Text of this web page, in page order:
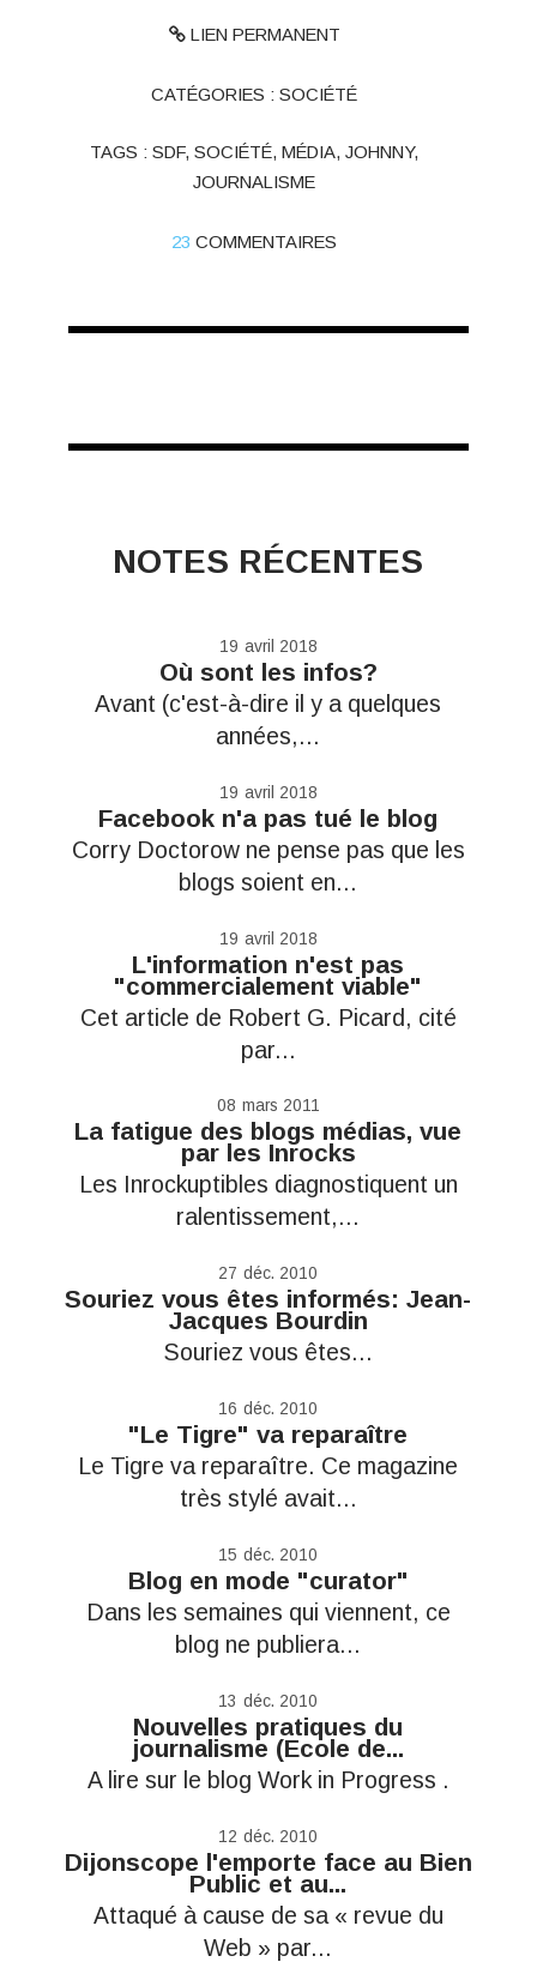
LIEN PERMANENT
CATÉGORIES :SOCIÉTÉ
TAGS :SDF,SOCIÉTÉ,MÉDIA,JOHNNY,
JOURNALISME
23 COMMENTAIRES
NOTES RÉCENTES
19 avril 2018
Où sont les infos?
Avant (c'est-à-dire il y a quelques
années,...
19 avril 2018
Facebook n'a pas tué le blog
Corry Doctorow ne pense pas que les
blogs soient en...
19 avril 2018
L'information n'est pas
"commercialement viable"
Cet article de Robert G. Picard, cité
par...
08 mars 2011
La fatigue des blogs médias, vue
par les Inrocks
Les Inrockuptibles diagnostiquent un
ralentissement,...
27 déc. 2010
Souriez vous êtes informés: Jean-
Jacques Bourdin
Souriez vous êtes...
16 déc. 2010
"Le Tigre" va reparaître
Le Tigre va reparaître. Ce magazine
très stylé avait...
15 déc. 2010
Blog en mode "curator"
Dans les semaines qui viennent, ce
blog ne publiera...
13 déc. 2010
Nouvelles pratiques du
journalisme (Ecole de...
A lire sur le blog Work in Progress .
12 déc. 2010
Dijonscope l'emporte face au Bien
Public et au...
Attaqué à cause de sa « revue du
Web » par...